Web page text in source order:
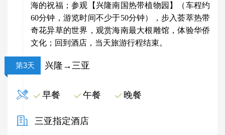
海的祝福；参观【兴隆南国热带植物园】（车程约
60分钟，游览时间不少于50分钟），步入荟萃热带
奇花异草的世界，观赏海南最大根雕馆，体验华侨
文化；回到酒店，当天旅游行程结束。
第3天 兴隆→三亚
早餐 午餐 晚餐
三亚指定酒店